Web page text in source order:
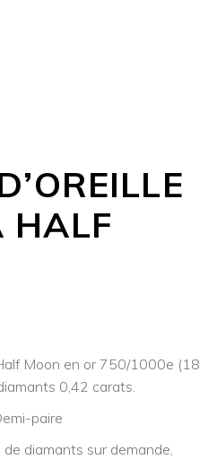
HALF
Moon en or 750/1000e (18
0,42 carats.
paire
de diamants sur demande,